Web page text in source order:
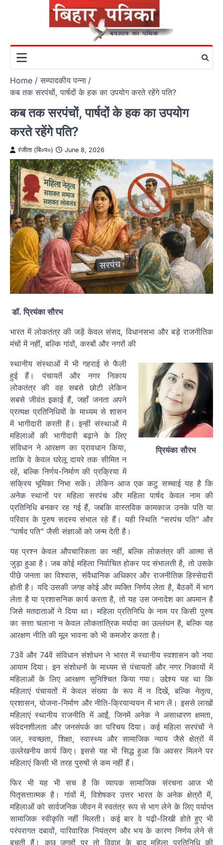
Home
सम्पादकीय पन्ना
कब तक सरपंचों, पार्षदों के हक का उपयोग करते रहेंगे पति?
कब तक सरपंचों, पार्षदों के हक का उपयोग
करते रहेंगे पति?
रंजीता (बि०प०) June 8, 2026
डॉ. प्रियंका सौरभ
भारत में लोकतंत्र की जड़ें केवल संसद, विधानसभा और बड़े राजनीतिक
मंचों में नहीं, बल्कि गांवों, कस्बों और नगरों की
प्रियंका सौरभ
स्थानीय संस्थाओं में भी गहराई से फैली
हुई हैं। पंचायतें और नगर निकाय
लोकतंत्र की वह सबसे छोटी लेकिन
सबसे जीवंत इकाई हैं, जहाँ जनता अपने
प्रत्यक्ष प्रतिनिधियों के माध्यम से शासन
में भागीदारी करती है। इन्हीं संस्थाओं में
महिलाओं की भागीदारी बढ़ाने के लिए
संविधान ने आरक्षण का प्रावधान किया,
ताकि वे केवल घरेलू दायरे तक सीमित न
रहें, बल्कि निर्णय-निर्माण की प्रक्रिया में
सक्रिय भूमिका निभा सकें। लेकिन आज एक कटु सच्चाई यह है कि
अनेक स्थानों पर महिला सरपंच और महिला पार्षद केवल नाम की
प्रतिनिधि बनकर रह गई हैं, जबकि वास्तविक कामकाज उनके पति या
परिवार के पुरुष सदस्य संभाल रहे हैं। यही स्थिति “सरपंच पति” और
“पार्षद पति” जैसी संज्ञाओं को जन्म देती है।
यह प्रश्न केवल औपचारिकता का नहीं, बल्कि लोकतंत्र की आत्मा से
जुड़ा हुआ है। जब कोई महिला निर्वाचित होकर पद संभालती है, तो उसके
पीछे जनता का विश्वास, संवैधानिक अधिकार और राजनीतिक हिस्सेदारी
होती है। यदि उसकी जगह कोई और व्यक्ति निर्णय लेता है, बैठकों में भाग
लेता है या प्रशासनिक कार्य करता है, तो यह उस जनादेश का अपमान है
जिसे मतदाताओं ने दिया था। महिला प्रतिनिधि के नाम पर किसी पुरुष
का सत्ता चलाना न केवल लोकतांत्रिक मर्यादा का उल्लंघन है, बल्कि यह
आरक्षण नीति की मूल भावना को भी कमजोर करता है।
73वें और 74वें संविधान संशोधन ने भारत में स्थानीय स्वशासन को नया
आयाम दिया। इन संशोधनों के माध्यम से पंचायतों और नगर निकायों में
महिलाओं के लिए आरक्षण सुनिश्चित किया गया। उद्देश्य यह था कि
महिलाएं पंचायतों में केवल संख्या के रूप में न दिखें, बल्कि नेतृत्व,
प्रशासन, योजना-निर्माण और नीति-क्रियान्वयन में भाग लें। इससे लाखों
महिलाएं स्थानीय राजनीति में आईं, जिनमें अनेक ने असाधारण क्षमता,
संवेदनशीलता और जनसंपर्क का परिचय दिया। कई महिला सरपंचों ने
जल, स्वच्छता, शिक्षा, स्वास्थ्य और सामाजिक न्याय जैसे क्षेत्रों में
उल्लेखनीय कार्य किए। इससे यह भी सिद्ध हुआ कि अवसर मिलने पर
महिलाएं किसी भी तरह पुरुषों से कम नहीं हैं।
फिर भी यह भी सच है कि व्यापक सामाजिक संरचना आज भी
पितृसत्तात्मक है। गांवों में, विशेषकर उत्तर भारत के अनेक क्षेत्रों में,
महिलाओं को सार्वजनिक जीवन में स्वतंत्र रूप से भाग लेने के लिए पर्याप्त
सामाजिक स्वीकृति नहीं मिलती। कई बार वे पढ़ी-लिखी होते हुए भी
परंपरागत दबावों, पारिवारिक नियंत्रण और भय के कारण निर्णय लेने से
बचती हैं। कुछ जगहों पर तो विवाह के बाद महिला प्रतिनिधि की